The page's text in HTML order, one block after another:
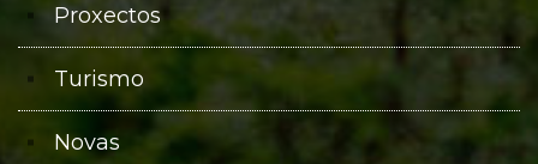
Proxectos
Turismo
Novas